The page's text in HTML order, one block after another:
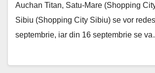
Auchan Titan, Satu-Mare (Shopping
Sibiu (Shopping City Sibiu) se vor
septembrie, iar din 16 septembrie se